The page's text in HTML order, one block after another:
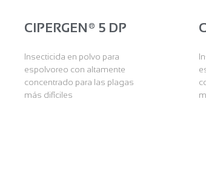
CIPERGEN® 5 DP
Insecticida en polvo para
espolvoreo con altamente
concentrado para las plagas
más difíciles